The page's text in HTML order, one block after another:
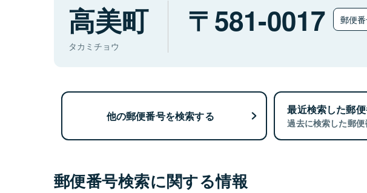
高美町
タカミチョウ
581-0017 郵便
他の郵便番号を検索する 最近検索した郵
過去に検索した郵便
郵便番号検索に関する情報